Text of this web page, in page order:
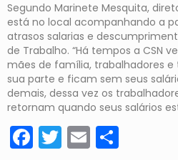
Segundo Marinete Mesquita,
está no local acompanhando a
atrasos salarias e
de Trabalho. “Há tempos a CSN
mães de família, trabalhadores
sua parte e ficam sem seus
demais, dessa vez os
retornam quando seus salários
Facebook
Twitter
Email